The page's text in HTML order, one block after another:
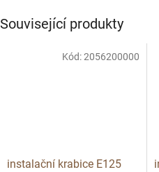
Související produkty
instalační krabice E125
Kód:2056200000